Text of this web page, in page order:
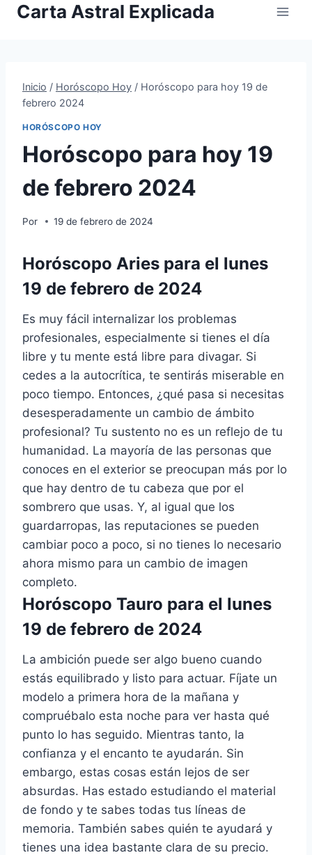
Carta Astral Explicada
Inicio / Horóscopo Hoy / Horóscopo para hoy 19 de
febrero 2024
HORÓSCOPO HOY
Horóscopo para hoy 19
de febrero 2024
Por 19 de febrero de 2024
Horóscopo Aries para el lunes
19 de febrero de 2024
Es muy fácil internalizar los problemas
profesionales, especialmente si tienes el día
libre y tu mente está libre para divagar. Si
cedes a la autocrítica, te sentirás miserable en
poco tiempo. Entonces, ¿qué pasa si necesitas
desesperadamente un cambio de ámbito
profesional? Tu sustento no es un reflejo de tu
humanidad. La mayoría de las personas que
conoces en el exterior se preocupan más por lo
que hay dentro de tu cabeza que por el
sombrero que usas. Y, al igual que los
guardarropas, las reputaciones se pueden
cambiar poco a poco, si no tienes lo necesario
ahora mismo para un cambio de imagen
completo.
Horóscopo Tauro para el lunes
19 de febrero de 2024
La ambición puede ser algo bueno cuando
estás equilibrado y listo para actuar. Fíjate un
modelo a primera hora de la mañana y
compruébalo esta noche para ver hasta qué
punto lo has seguido. Mientras tanto, la
confianza y el encanto te ayudarán. Sin
embargo, estas cosas están lejos de ser
absurdas. Has estado estudiando el material
de fondo y te sabes todas tus líneas de
memoria. También sabes quién te ayudará y
tienes una idea bastante clara de su precio.